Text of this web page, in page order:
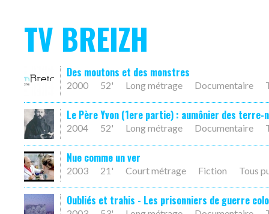
TV BREIZH
Des moutons et des monstres
2000 52' Long métrage Documentaire
Le Père Yvon (1ere partie) : aumônier des terre-
2004 52' Long métrage Documentaire
Nue comme un ver
2003 21' Court métrage Fiction Tous
Oubliés et trahis - Les prisonniers de guerre